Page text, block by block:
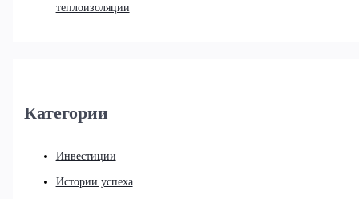
теплоизоляции
Категории
Инвестиции
Истории успеха